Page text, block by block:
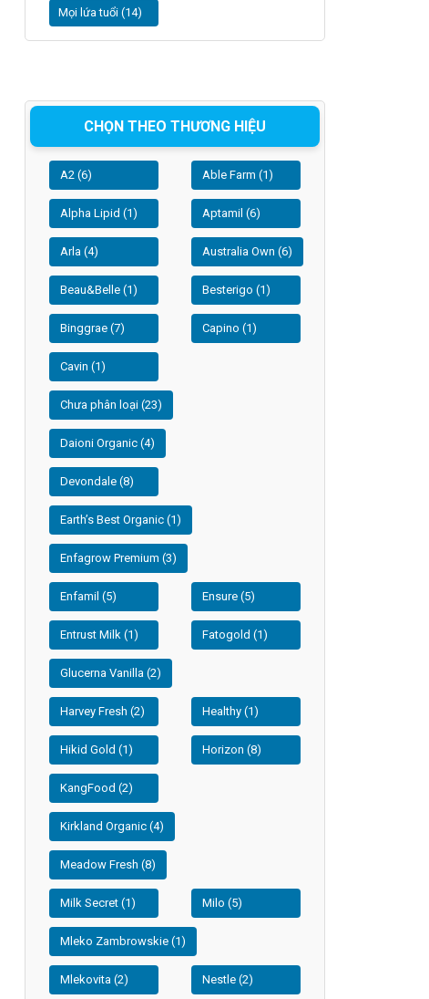
Mọi lứa tuổi (14)
CHỌN THEO THƯƠNG HIỆU
A2 (6) Able Farm (1)
Alpha Lipid (1) Aptamil (6)
Arla (4) Australia Own (6)
Beau&Belle (1) Besterigo (1)
Binggrae (7) Capino (1)
Cavin (1)
Chưa phân loại (23)
Daioni Organic (4)
Devondale (8)
Earth’s Best Organic (1)
Enfagrow Premium (3)
Enfamil (5) Ensure (5)
Entrust Milk (1) Fatogold (1)
Glucerna Vanilla (2)
Harvey Fresh (2) Healthy (1)
Hikid Gold (1) Horizon (8)
KangFood (2)
Kirkland Organic (4)
Meadow Fresh (8)
Milk Secret (1) Milo (5)
Mleko Zambrowskie (1)
Mlekovita (2) Nestle (2)